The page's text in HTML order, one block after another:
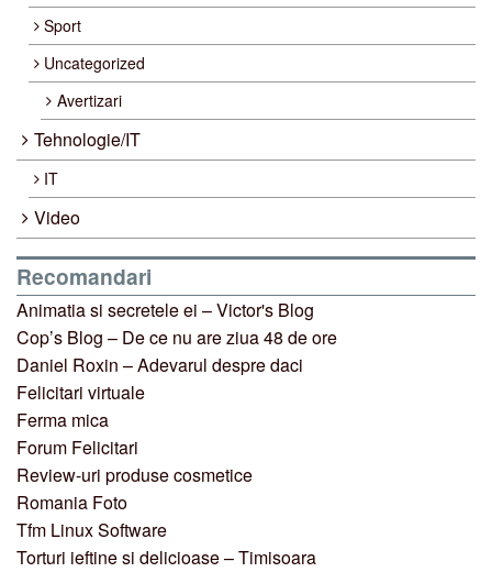
Sport
Uncategorized
Avertizari
Tehnologie/IT
IT
Video
Recomandari
Animatia si secretele ei – Victor's Blog
Cop’s Blog – De ce nu are ziua 48 de ore
Daniel Roxin – Adevarul despre daci
Felicitari virtuale
Ferma mica
Forum Felicitari
Review-uri produse cosmetice
Romania Foto
Tfm Linux Software
Torturi ieftine si delicioase – Timisoara